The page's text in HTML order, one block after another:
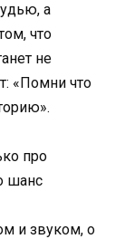
а
что
не
«Помни что
про
шанс
и звуком, о